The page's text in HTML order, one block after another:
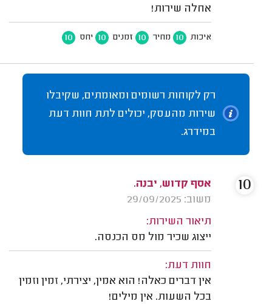
אחלה שירות!
איכות 10 מחיר 10 זמנים 10 יחס 10
רק לקוחות רשומים ומאומתים, שקיבלו
שירות מהעסק, יכולים לתת חוות דעת
במידרג.
אסף קדוש, יבנה.
משוב: 29/09/2025
תיאור השירות:
ייצוג שכיר מול מס הכנסה.
חוות דעת:
אין דברים כאלה! הוא אמין, יצירתי, זמין וזמין
בכל השעות. אין מילים!
10